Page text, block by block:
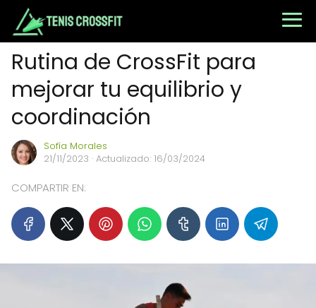
Rutina de CrossFit para
mejorar tu equilibrio y
coordinación
Sofía Morales
21/11/2023 · Actualizado: 16/03/2024
COMPARTIR EN: